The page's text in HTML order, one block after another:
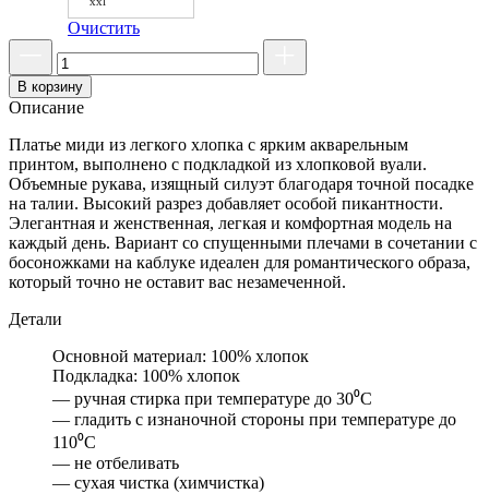
Очистить
В корзину
Описание
Платье миди из легкого хлопка с ярким акварельным
принтом, выполнено с подкладкой из хлопковой вуали.
Объемные рукава, изящный силуэт благодаря точной посадке
на талии. Высокий разрез добавляет особой пикантности.
Элегантная и женственная, легкая и комфортная модель на
каждый день. Вариант со спущенными плечами в сочетании с
босоножками на каблуке идеален для романтического образа,
который точно не оставит вас незамеченной.
Детали
Основной материал: 100% хлопок
Подкладка: 100% хлопок
— ручная стирка при температуре до 30⁰С
— гладить с изнаночной стороны при температуре до
110⁰С
— не отбеливать
— сухая чистка (химчистка)